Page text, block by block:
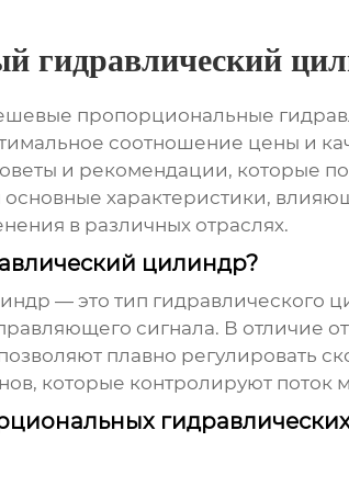
гидравлический
пропорциональные
соотношение цены и
и рекомендации, которые
основные характеристики,
в различных отраслях.
цилиндр?
— это тип гидравлического
сигнала. В отличие
плавно регулировать
которые контролируют поток